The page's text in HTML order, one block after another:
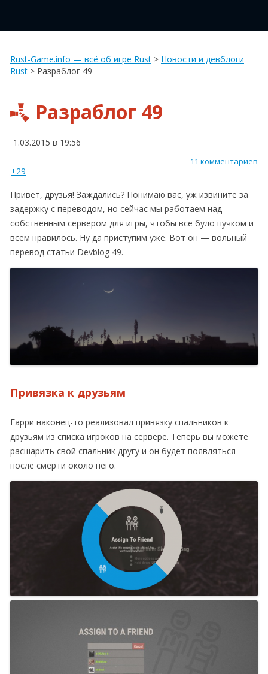
Rust-Game.info — всё об игре Rust > Новости и девблоги
Rust > Разраблог 49
Разраблог 49
1.03.2015 в 19:56
11 комментариев
+29
Привет, друзья! Заждались? Понимаю вас, уж извините за
задержку с переводом, но сейчас мы работаем над
собственным сервером для игры, чтобы все було пучком и
всем нравилось. Ну да приступим уже. Вот он — вольный
перевод статьи Devblog 49.
Привязка к друзьям
Гарри наконец-то реализовал привязку спальников к
друзьям из списка игроков на сервере. Теперь вы можете
расшарить свой спальник другу и он будет появляться
после смерти около него.